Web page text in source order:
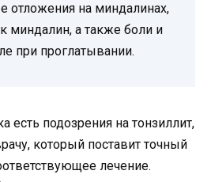
отложения на миндалинах,
миндалин, а также боли и
при проглатывании.
есть подозрения на тонзиллит,
который поставит точный
лечение.